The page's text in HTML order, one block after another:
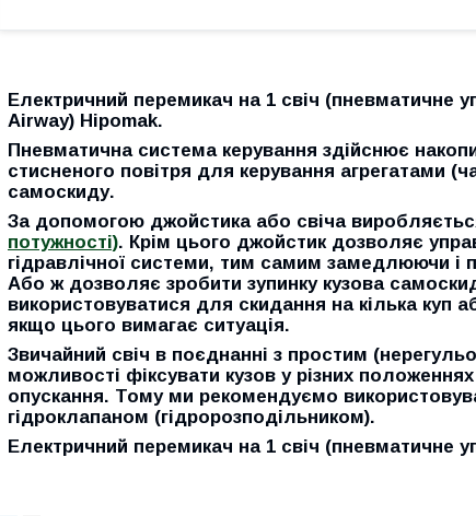
Електричний перемикач на 1 свіч (пневматичне
Airway) Hipomak.
Пневматична система керування здійснює
стисненого повітря для керування агрегатами
самоскиду.
За допомогою джойстика або свіча
потужності). Крім цього джойстик дозволяє
гідравлічної системи, тим самим замедлюючи і
Або ж дозволяє зробити зупинку кузова
використовуватися для скидання на кілька куп
якщо цього вимагає ситуація.
Звичайний свіч в поєднанні з простим
можливості фіксувати кузов у різних
опускання. Тому ми рекомендуємо
гідроклапаном (гідророзподільником).
Електричний перемикач на 1 свіч (пневматичне